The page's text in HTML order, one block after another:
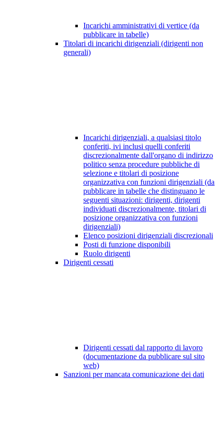
Incarichi amministrativi di vertice (da
pubblicare in tabelle)
Titolari di incarichi dirigenziali (dirigenti non
generali)
Incarichi dirigenziali, a qualsiasi titolo
conferiti, ivi inclusi quelli conferiti
discrezionalmente dall'organo di indirizzo
politico senza procedure pubbliche di
selezione e titolari di posizione
organizzativa con funzioni dirigenziali (da
pubblicare in tabelle che distinguano le
seguenti situazioni: dirigenti, dirigenti
individuati discrezionalmente, titolari di
posizione organizzativa con funzioni
dirigenziali)
Elenco posizioni dirigenziali discrezionali
Posti di funzione disponibili
Ruolo dirigenti
Dirigenti cessati
Dirigenti cessati dal rapporto di lavoro
(documentazione da pubblicare sul sito
web)
Sanzioni per mancata comunicazione dei dati